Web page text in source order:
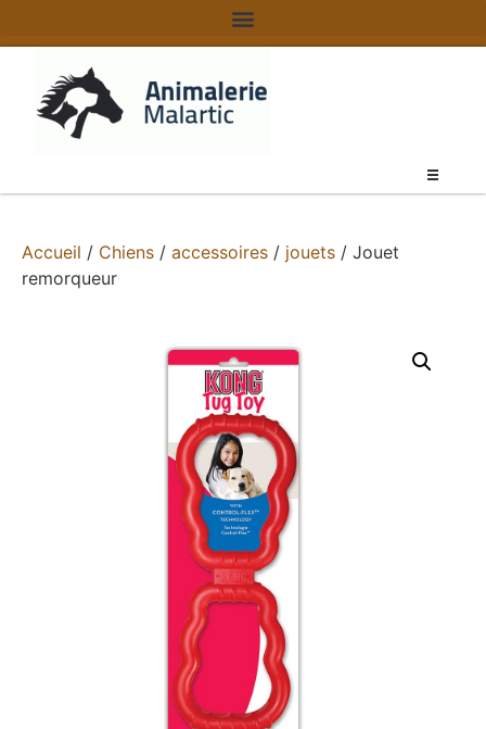
Accueil / Chiens / accessoires / jouets / Jouet
remorqueur